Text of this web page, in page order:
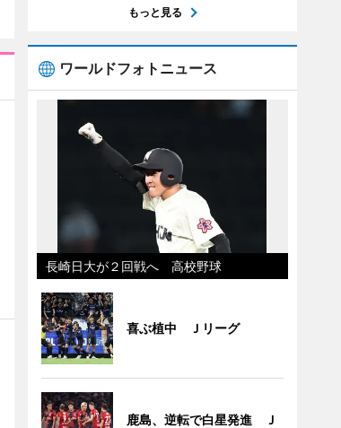
もっと見る
ワールドフォトニュース
長崎日大が２回戦へ 高校野球
喜ぶ植中 Ｊリーグ
鹿島、逆転で白星発進 Ｊ